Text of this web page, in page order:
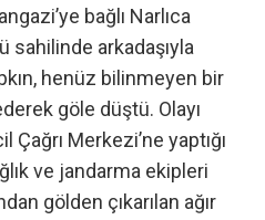
bağlı Narlıca
sahilinde arkadaşıyla
henüz bilinmeyen bir
göle düştü. Olayı
Çağrı Merkezi’ne yaptığı
ve jandarma ekipleri
gölden çıkarılan ağır